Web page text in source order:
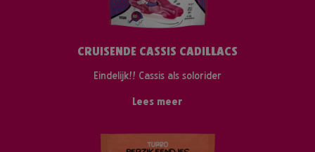
CRUISENDE CASSIS CADILLACS
Eindelijk!! Cassis als solorider
Lees meer